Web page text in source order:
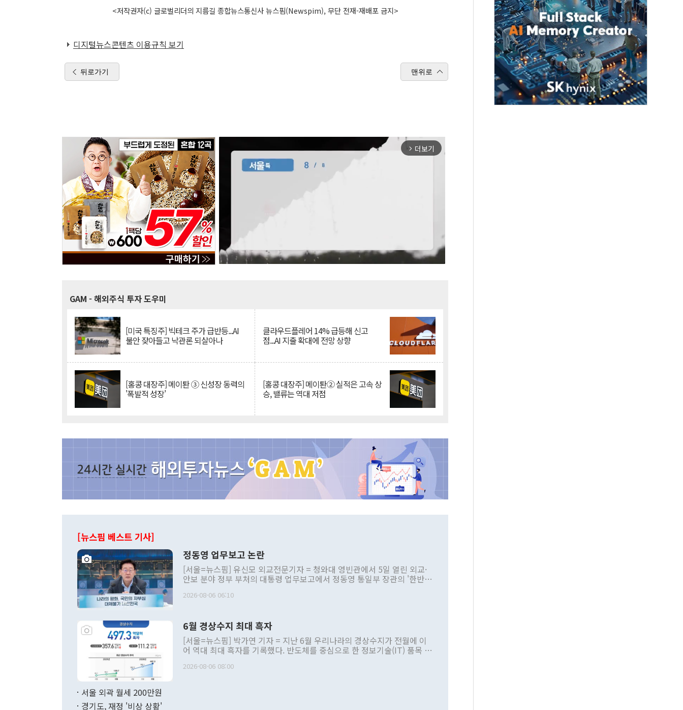
<저작권자(c) 글로벌리더의 지름길 종합뉴스통신사 뉴스핌(Newspim), 무단 전재-재배포 금지>
디지털뉴스콘텐츠 이용규칙 보기
뒤로가기 맨위로
arrow_forward_ios 더보기
GAM - 해외주식 투자 도우미
[미국 특징주] 빅테크 주가 급반등...AI
불안 잦아들고 낙관론 되살아나
클라우드플레어 14% 급등해 신고
점...AI 지출 확대에 전망 상향
[홍콩 대장주] 메이퇀 ③ 신성장 동력의
'폭발적 성장'
[홍콩 대장주] 메이퇀② 실적은 고속 상
승, 밸류는 역대 저점
[뉴스핌 베스트 기사]
정동영 업무보고 논란
[서울=뉴스핌] 유신모 외교전문기자 = 청와대 영빈관에서 5일 열린 외교·
안보 분야 정부 부처의 대통령 업무보고에서 정동영 통일부 장관의 '한반도
발언 중에는 정부 내 조율을 거치지 않은 사안을 정책으로 추진하겠다고 공
주의적 희망에 근거한 비현실적 구상'이라는 비판을 내놨다. 그동안 정 장
관의 대북 정책 관련 발언이 물의를 빚은 적은 여러 번 있지만 대통령과 유
관 부처 장관이 공개적으로 부정적 입장을 표명한 것은 이례적이다. 정 장
관의 무리한 대북 접근법과 월권을 제어해야 한다는 목소리도 높아지고 있
다. [정동영 통일부 장관이 지난달 23일 오후 서울 종로구 정부서울청사에
2026-08-06 06:10
6월 경상수지 최대 흑자
[서울=뉴스핌] 박가연 기자 = 지난 6월 우리나라의 경상수지가 전월에 이
어 역대 최대 흑자를 기록했다. 반도체를 중심으로 한 정보기술(IT) 품목 수
료=한국은행] 한국은행이 6일 발표한 '2026년 6월 국제수지(잠정)'에 따르
2026-08-06 08:00
서울 외곽 월세 200만원
경기도, 재정 '비상 상황'